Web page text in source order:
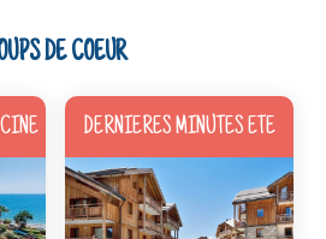
DE COEUR
DERNIERES MINUTES ETE